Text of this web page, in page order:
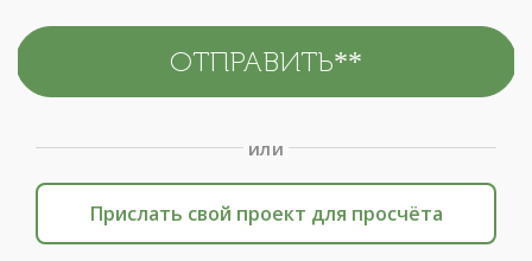
или
Прислать свой проект для просчёта